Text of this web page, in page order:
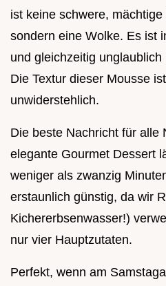
ist keine schwere,
sondern eine Wolke. Es ist
und gleichzeitig
Die Textur dieser Mousse
unwiderstehlich.
Die beste Nachricht für alle
elegante Gourmet Dessert
weniger als zwanzig
erstaunlich günstig, da wir
Kichererbsenwasser!)
nur vier Hauptzutaten.
Perfekt, wenn am